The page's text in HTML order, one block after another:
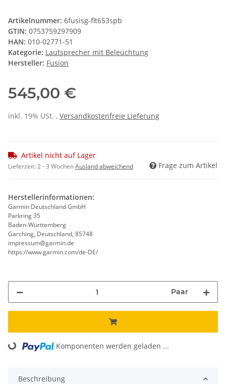
Artikelnummer: 6fusisg-flt653spb
GTIN: 0753759297909
HAN: 010-02771-51
Kategorie: Lautsprecher mit Beleuchtung
Hersteller: Fusion
545,00 €
inkl. 19% USt. , Versandkostenfreie Lieferung
Artikel nicht auf Lager
Lieferzeit:2 - 3 WochenAusland abweichend Frage zum Artikel
Herstellerinformationen:
Garmin Deutschland GmbH
Parkring 35
Baden-Württemberg
Garching, Deutschland, 85748
impressum@garmin.de
https://www.garmin.com/de-DE/
Paar
Loading... Komponenten werden geladen ...
Beschreibung